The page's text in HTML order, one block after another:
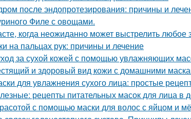
после эндопротезирования: причины и
Филе с овощами.
когда неожиданно может выстрелить любое
на пальцах рук: причины и лечение
за сухой кожей с помощью увлажняющих
и здоровый вид кожи с домашними
для увлажнения сухого лица: простые
рецепты питательных масок для лица в
с помощью маски для волос с яйцом и